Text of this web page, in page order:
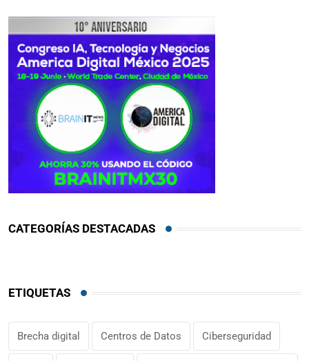
CATEGORÍAS DESTACADAS
ETIQUETAS
Brecha digital Centros de Datos Ciberseguridad